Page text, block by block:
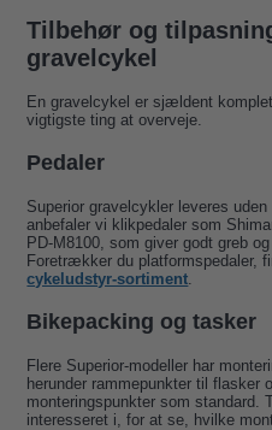
Tilbehør og
gravelcykel
En gravelcykel er sjældent
vigtigste ting at overveje.
Pedaler
Superior gravelcykler leveres
anbefaler vi klikpedaler som
PD-M8100, som giver godt greb
Foretrækker du platformspedaler,
cykeludstyr-sortiment
Bikepacking og tasker
Flere Superior-modeller har
herunder rammepunkter til flasker
monteringspunkter som standard.
interesseret i, for at se, hvilke